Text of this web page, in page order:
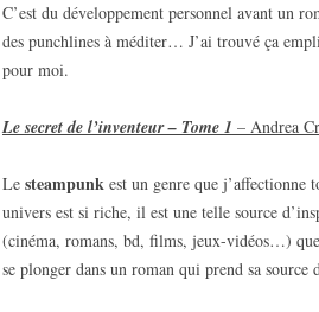
C’est du développement personnel avant un
des punchlines à méditer… J’ai trouvé ça
pour moi.
Le secret de l’inventeur – Tome 1 – Andrea
Le steampunkest un genre que j’affectionne
univers est si riche, il est une telle source
(cinéma, romans, bd, films, jeux-vidéos…)
se plonger dans un roman qui prend sa source